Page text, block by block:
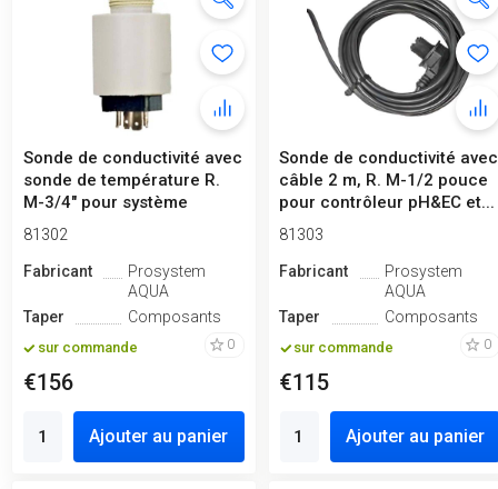
Sonde de conductivité avec
sonde de température R.
M-3/4" pour système
hydrop...
81302
Fabricant
Prosystem
AQUA
Taper
Composants
sur commande 0
€156
Ajouter au panier
Sonde de conductivité avec
câble 2 m, R. M-1/2 pouce
pour contrôleur pH&EC et...
81303
Fabricant
Prosystem
AQUA
Taper
Composants
sur commande 0
€115
Ajouter au panier